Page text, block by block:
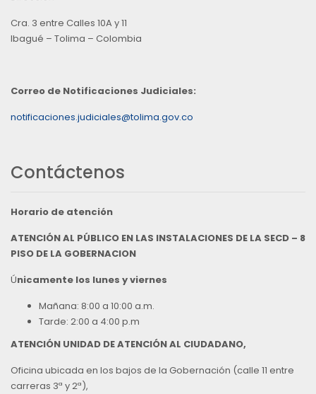
Cra. 3 entre Calles 10A y 11
Ibagué – Tolima – Colombia
Correo de Notificaciones Judiciales:
notificaciones.judiciales@tolima.gov.co
Contáctenos
Horario de atención
ATENCIÓN AL PÚBLICO EN LAS INSTALACIONES DE LA SECD – 8
PISO DE LA GOBERNACION
Únicamente los lunes y viernes
Mañana: 8:00 a 10:00 a.m.
Tarde: 2:00 a 4:00 p.m
ATENCIÓN UNIDAD DE ATENCIÓN AL CIUDADANO,
Oficina ubicada en los bajos de la Gobernación (calle 11 entre
carreras 3ª y 2ª),